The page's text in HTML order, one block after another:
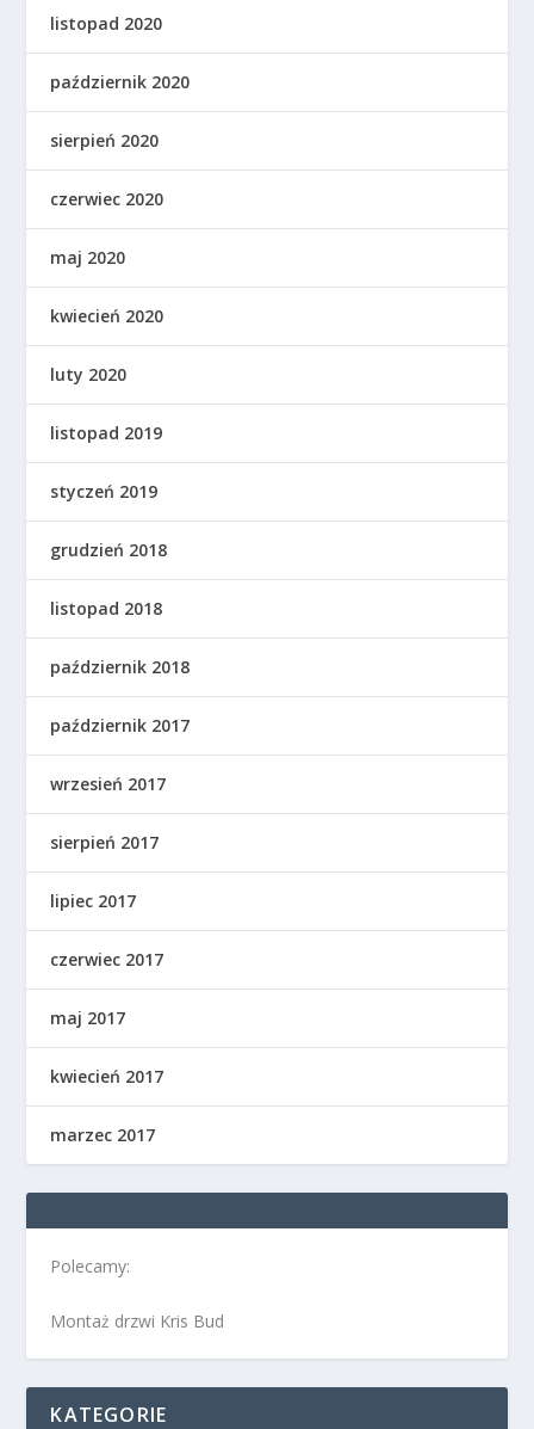
listopad 2020
październik 2020
sierpień 2020
czerwiec 2020
maj 2020
kwiecień 2020
luty 2020
listopad 2019
styczeń 2019
grudzień 2018
listopad 2018
październik 2018
październik 2017
wrzesień 2017
sierpień 2017
lipiec 2017
czerwiec 2017
maj 2017
kwiecień 2017
marzec 2017
Polecamy:
Montaż drzwi Kris Bud
KATEGORIE